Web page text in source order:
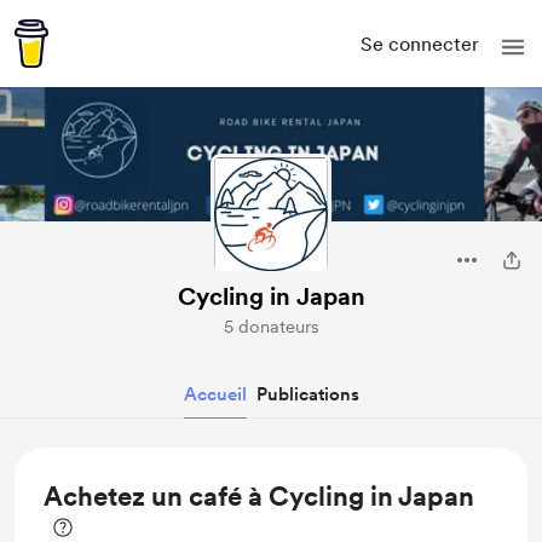
Se connecter
Cycling in Japan
5 donateurs
Accueil Publications
Achetez un café à Cycling in Japan